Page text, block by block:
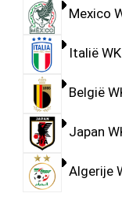
Mexico
Italië
België
Japan
Algerije